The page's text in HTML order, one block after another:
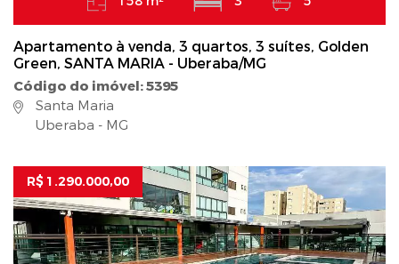
Apartamento à venda, 3 quartos, 3 suítes, Golden
Green, SANTA MARIA - Uberaba/MG
Código do imóvel: 5395
Santa Maria
Uberaba - MG
R$ 1.290.000,00